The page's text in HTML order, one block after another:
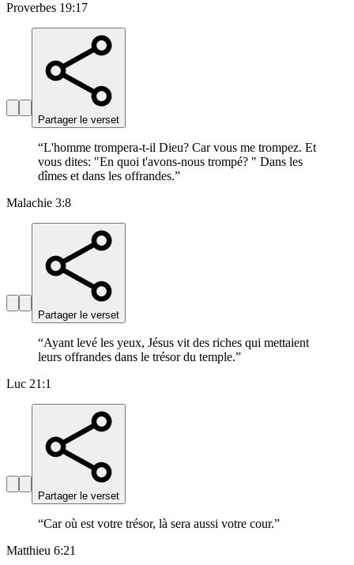
Proverbes 19:17
Partager le verset
“L'homme trompera-t-il Dieu? Car vous me trompez. Et
vous dites: "En quoi t'avons-nous trompé? " Dans les
dîmes et dans les offrandes.”
Malachie 3:8
Partager le verset
“Ayant levé les yeux, Jésus vit des riches qui mettaient
leurs offrandes dans le trésor du temple.”
Luc 21:1
Partager le verset
“Car où est votre trésor, là sera aussi votre cour.”
Matthieu 6:21